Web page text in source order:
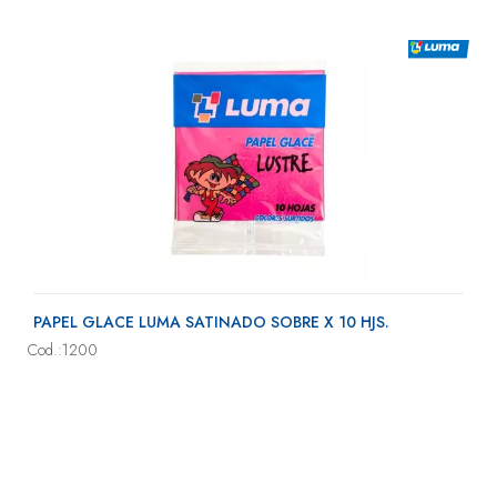
PAPEL GLACE LUMA SATINADO SOBRE X 10 HJS.
Cod.:1200